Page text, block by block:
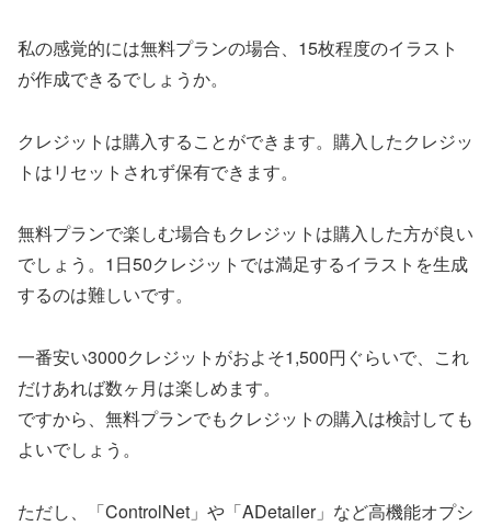
私の感覚的には無料プランの場合、15枚程度のイラスト
が作成できるでしょうか。
クレジットは購入することができます。購入したクレジッ
トはリセットされず保有できます。
無料プランで楽しむ場合もクレジットは購入した方が良い
でしょう。1日50クレジットでは満足するイラストを生成
するのは難しいです。
一番安い3000クレジットがおよそ1,500円ぐらいで、これ
だけあれば数ヶ月は楽しめます。
ですから、無料プランでもクレジットの購入は検討しても
よいでしょう。
ただし、「ControlNet」や「ADetailer」など高機能オプシ